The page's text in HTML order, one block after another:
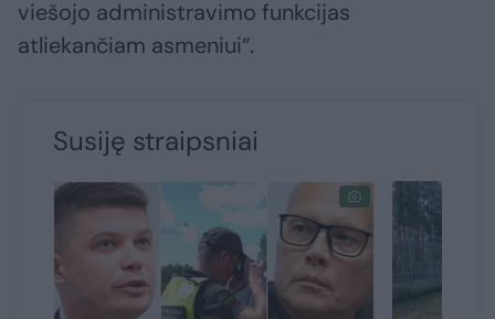
viešojo administravimo funkcijas
atliekančiam asmeniui“.
Susiję straipsniai